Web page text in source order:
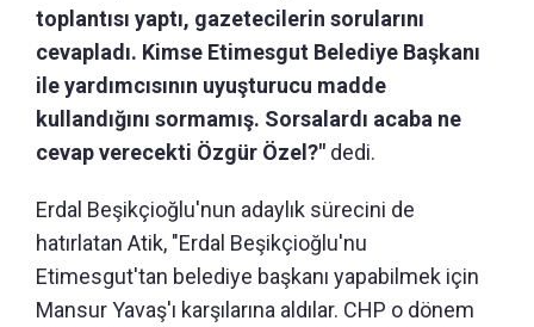
toplantısı yaptı, gazetecilerin sorularını
cevapladı. Kimse Etimesgut Belediye Başkanı
ile yardımcısının uyuşturucu madde
kullandığını sormamış. Sorsalardı acaba ne
cevap verecekti Özgür Özel?" dedi.
Erdal Beşikçioğlu'nun adaylık sürecini de
hatırlatan Atik, "Erdal Beşikçioğlu'nu
Etimesgut'tan belediye başkanı yapabilmek için
Mansur Yavaş'ı karşılarına aldılar. CHP o dönem